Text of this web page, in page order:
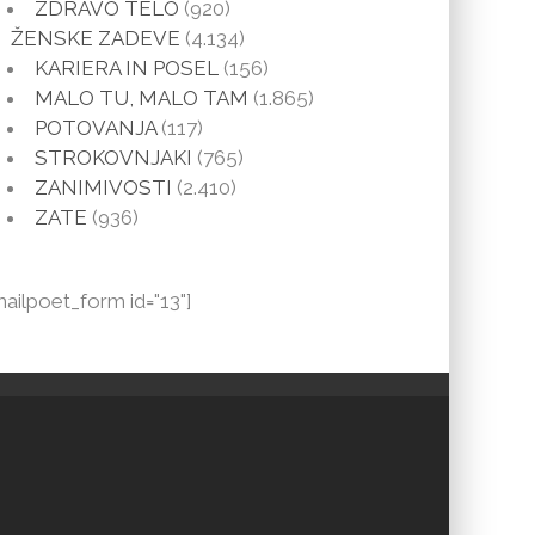
ZDRAVO TELO (920)
ŽENSKE ZADEVE (4.134)
KARIERA IN POSEL (156)
MALO TU, MALO TAM (1.865)
POTOVANJA(117)
STROKOVNJAKI (765)
ZANIMIVOSTI (2.410)
ZATE (936)
id="13"]